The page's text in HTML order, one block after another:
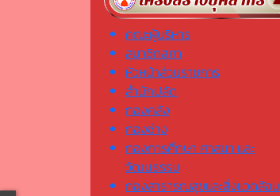
คณะผู้บริหาร
สมาชิกสภา
หัวหน้าส่วนราชการ
สำนักปลัด
กองคลัง
กองช่าง
กองการศึกษา ศาสนา และ
วัฒนธรรม
กองสาธารณสุขและสิ่งแวดล้อม